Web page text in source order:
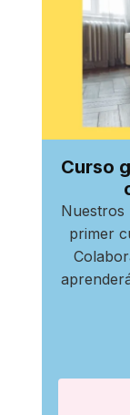
Curso
Nuestros
primer